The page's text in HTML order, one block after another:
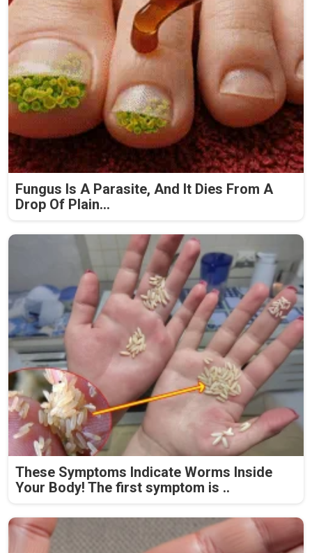
Fungus Is A Parasite, And It Dies From A
Drop Of Plain...
These Symptoms Indicate Worms Inside
Your Body! The first symptom is ..